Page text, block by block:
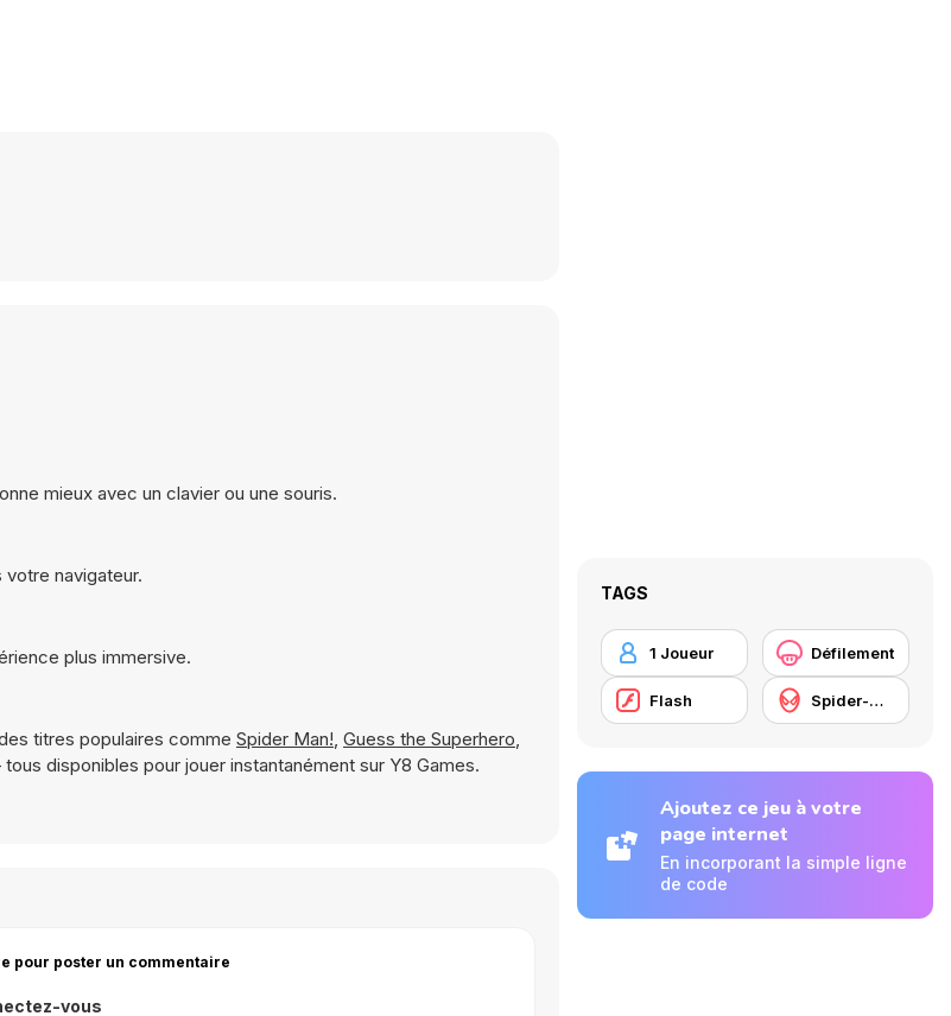
mieux avec un clavier ou une souris.
navigateur.
plus immersive.
titres populaires comme Spider Man!, Guess the Superhero,
disponibles pour jouer instantanément sur Y8 Games.
pour poster un commentaire
vous
TAGS
1 Joueur Défilement
Flash Spider-Man
Ajoutez ce jeu à votre
page internet
En incorporant la simple ligne
de code